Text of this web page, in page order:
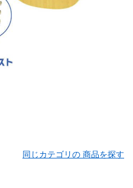
同じカテゴリの 商品を探す